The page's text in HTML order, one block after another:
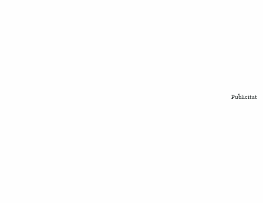
Publicitat